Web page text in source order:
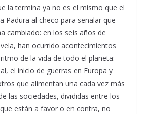
la termina ya no es el mismo que el
Padura al checo para señalar que
cambiado: en los seis años de
han ocurrido acontecimientos
de la vida de todo el planeta:
el inicio de guerras en Europa y
que alimentan una cada vez más
las sociedades, divididas entre los
están a favor o en contra, no